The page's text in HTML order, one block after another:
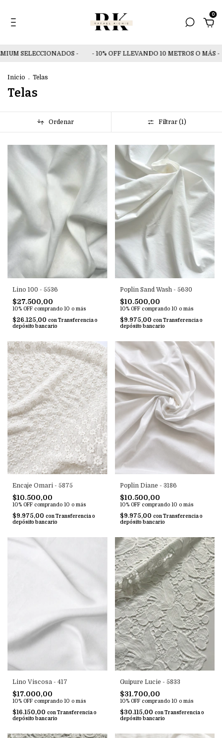
0
SELECCIONADOS - - 10% OFF LLEVANDO 10 METROS O MÁS -
Inicio . Telas
Telas
Ordenar Filtrar (1)
Lino 100 - 5536
$27.500,00
10% OFF comprando 10 o más
$26.125,00 con Transferencia o
depósito bancario
Poplin Sand Wash - 5630
$10.500,00
10% OFF comprando 10 o más
$9.975,00 con Transferencia o
depósito bancario
Encaje Omari - 5875
$10.500,00
10% OFF comprando 10 o más
$9.975,00 conTransferencia o
depósito bancario
Poplin Diane - 3186
$10.500,00
10% OFF comprando 10 o más
$9.975,00 con Transferencia o
depósito bancario
Lino Viscosa - 417
$17.000,00
10% OFF comprando 10 o más
$16.150,00 con Transferencia o
depósito bancario
Guipure Lucie - 5833
$31.700,00
10% OFF comprando 10 o más
$30.115,00 con Transferencia o
depósito bancario